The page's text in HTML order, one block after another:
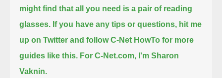
might find that all you need is a pair of reading
glasses. If you have any tips or questions, hit me
up on Twitter and follow C-Net HowTo for more
guides like this. For C-Net.com, I'm Sharon
Vaknin.